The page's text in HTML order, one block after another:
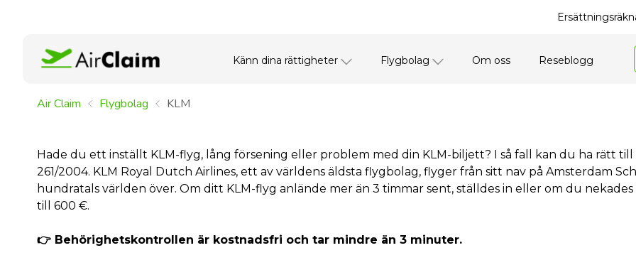
Känn dina rättigheter Flygbolag Om oss Reseblogg
Air Claim Flygbolag KLM
Hade du ett inställt KLM-flyg, lång försening eller problem med din KLM-biljett? I så fall kan du ha rätt
261/2004. KLM Royal Dutch Airlines, ett av världens äldsta flygbolag, flyger från sitt nav på Amsterdam
hundratals världen över. Om ditt KLM-flyg anlände mer än 3 timmar sent, ställdes in eller om du
till 600 €.
👉 Behörighetskontrollen är kostnadsfri och tar mindre än 3 minuter.